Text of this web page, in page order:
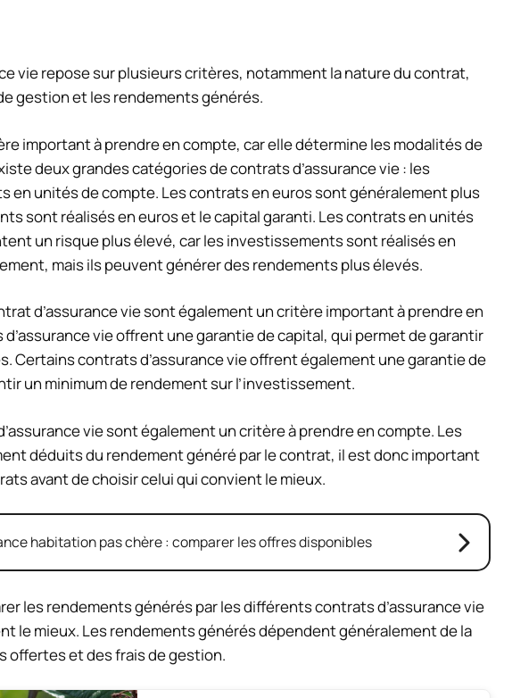
vie repose sur plusieurs critères, notamment la nature du contrat,
gestion et les rendements générés.
important à prendre en compte, car elle détermine les modalités de
deux grandes catégories de contrats d’assurance vie : les
en unités de compte. Les contrats en euros sont généralement plus
sont réalisés en euros et le capital garanti. Les contrats en unités
un risque plus élevé, car les investissements sont réalisés en
mais ils peuvent générer des rendements plus élevés.
d’assurance vie sont également un critère important à prendre en
vie offrent une garantie de capital, qui permet de garantir
Certains contrats d’assurance vie offrent également une garantie de
un minimum de rendement sur l’investissement.
vie sont également un critère à prendre en compte. Les
déduits du rendement généré par le contrat, il est donc important
avant de choisir celui qui convient le mieux.
habitation pas chère : comparer les offres disponibles
les rendements générés par les différents contrats d’assurance vie
le mieux. Les rendements générés dépendent généralement de la
offertes et des frais de gestion.